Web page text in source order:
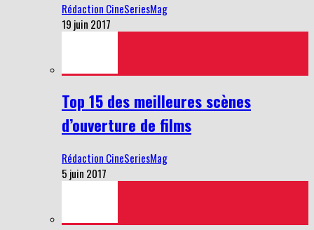
Rédaction CineSeriesMag
19 juin 2017
Top 15 des meilleures scènes
d’ouverture de films
Rédaction CineSeriesMag
5 juin 2017